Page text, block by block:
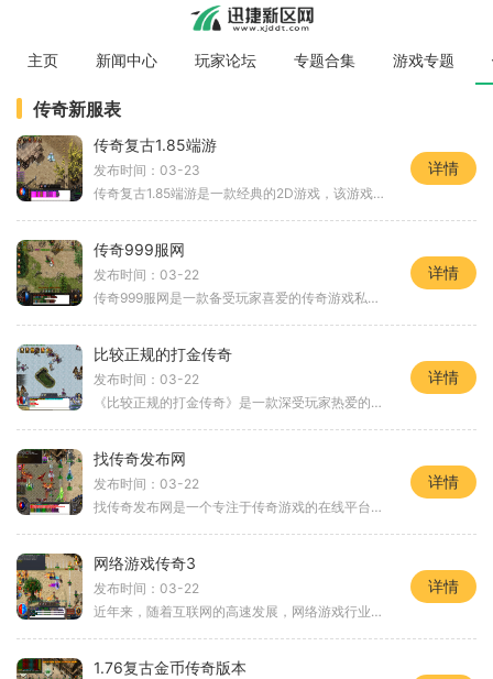
主页 新闻中心 玩家论坛 专题合集 游戏专题
传奇新服表
传奇复古1.85端游
发布时间：03-23
传奇复古1.85端游是一款经典的2D游戏，该游戏以角色扮演为主题，拥有万人在线的玩家互动模式，玩家可以组队进行战斗，还可以挖矿获得资源，并可以通过好友聊天系统与其他玩家进
详情
传奇999服网
发布时间：03-22
传奇999服网是一款备受玩家喜爱的传奇游戏私服，旨在为玩家们带来全新的游戏体验。该私服不仅继承了传奇经典的玩法，还加入了许多独特的元素，为玩家们带来更加刺激和激动人心
详情
比较正规的打金传奇
发布时间：03-22
《比较正规的打金传奇》是一款深受玩家热爱的多人在线角色扮演游戏。游戏以中世纪魔幻为背景，玩家将扮演冒险家，与其他玩家一起探索未知的世界，完成各种任务和挑战。游戏拥
详情
找传奇发布网
发布时间：03-22
找传奇发布网是一个专注于传奇游戏的在线平台，为广大游戏爱好者提供了一个交流、探索和竞技的平台。无论你是热爱传奇游戏的老玩家，还是刚刚接触传奇游戏的新手，找传奇发布
详情
网络游戏传奇3
发布时间：03-22
近年来，随着互联网的高速发展，网络游戏行业愈发繁荣。而其中最经典的一款游戏莫过于传奇系列了。作为二维游戏中的经典之作，《传奇3》凭借其扣人心弦的剧情和独特的游戏玩法
详情
1.76复古金币传奇版本